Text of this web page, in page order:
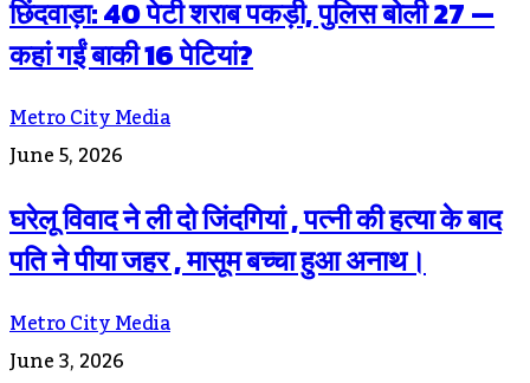
छिंदवाड़ा: 40 पेटी शराब पकड़ी, पुलिस बोली 27 —
कहां गईं बाकी 16 पेटियां?
Metro City Media
June 5, 2026
घरेलू विवाद ने ली दो जिंदगियां , पत्नी की हत्या के बाद
पति ने पीया जहर , मासूम बच्चा हुआ अनाथ।
Metro City Media
June 3, 2026